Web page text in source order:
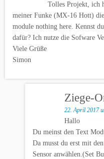
Tolles Projekt, ich
meiner Funke (MX-16 Hott)
module nothing here. Kennst
dafür? Ich nutze die Sofware
Viele Grüße
Simon
Ziege-
22. April 2017
Hallo
Du meinst den Text
Da musst du erst mit
Sensor anwählen.(Set